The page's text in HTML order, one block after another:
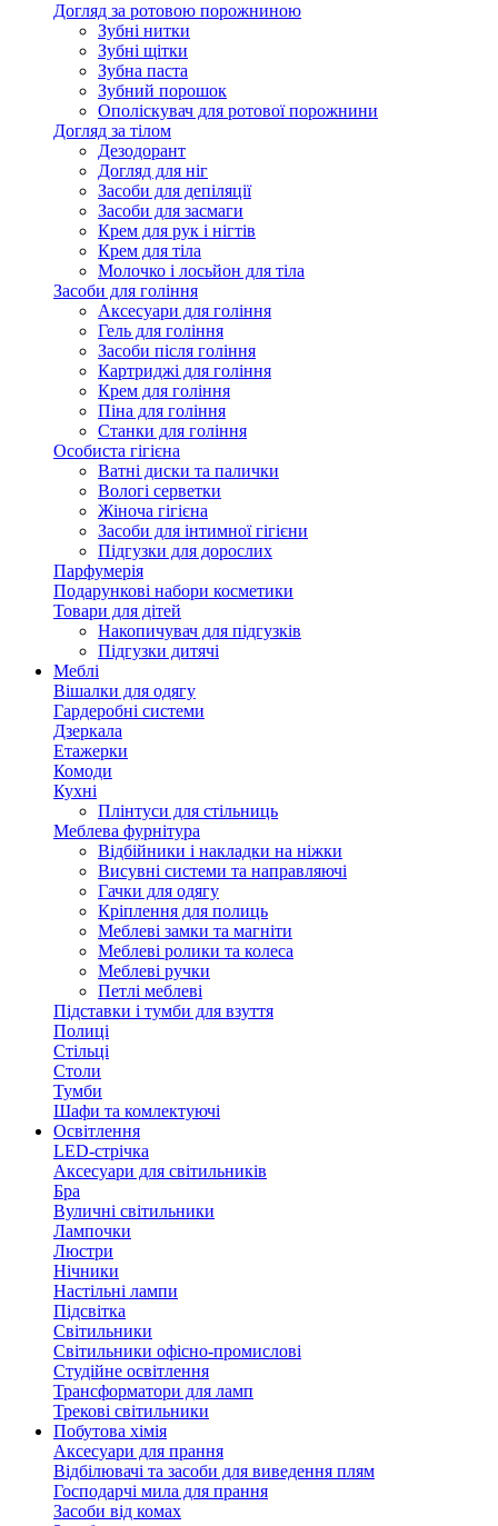
Догляд за ротовою порожниною
Зубні нитки
Зубні щітки
Зубна паста
Зубний порошок
Ополіскувач для ротової порожнини
Догляд за тілом
Дезодорант
Догляд для ніг
Засоби для депіляції
Засоби для засмаги
Крем для рук і нігтів
Крем для тіла
Молочко і лосьйон для тіла
Засоби для гоління
Аксесуари для гоління
Гель для гоління
Засоби після гоління
Картриджі для гоління
Крем для гоління
Піна для гоління
Станки для гоління
Особиста гігієна
Ватні диски та палички
Вологі серветки
Жіноча гігієна
Засоби для інтимної гігієни
Підгузки для дорослих
Парфумерія
Подарункові набори косметики
Товари для дітей
Накопичувач для підгузків
Підгузки дитячі
Меблі
Вішалки для одягу
Гардеробні системи
Дзеркала
Етажерки
Комоди
Кухні
Плінтуси для стільниць
Меблева фурнітура
Відбійники і накладки на ніжки
Висувні системи та направляючі
Гачки для одягу
Кріплення для полиць
Меблеві замки та магніти
Меблеві ролики та колеса
Меблеві ручки
Петлі меблеві
Підставки і тумби для взуття
Полиці
Стільці
Столи
Тумби
Шафи та комлектуючі
Освітлення
LED-стрічка
Аксесуари для світильників
Бра
Вуличні світильники
Лампочки
Люстри
Нічники
Настільні лампи
Підсвітка
Світильники
Світильники офісно-промислові
Студійне освітлення
Трансформатори для ламп
Трекові світильники
Побутова хімія
Аксесуари для прання
Відбілювачі та засоби для виведення плям
Господарчі мила для прання
Засоби від комах